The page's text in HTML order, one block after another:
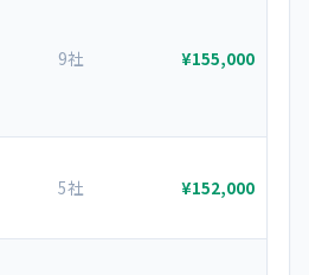
9社 ¥155,000
5社 ¥152,000